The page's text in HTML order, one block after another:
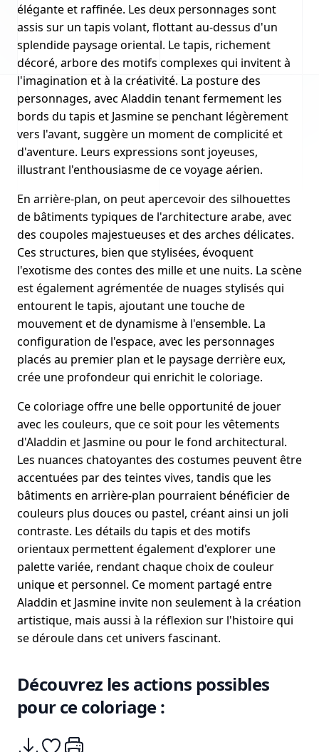
élégante et raffinée. Les deux personnages sont
assis sur un tapis volant, flottant au-dessus d'un
splendide paysage oriental. Le tapis, richement
décoré, arbore des motifs complexes qui invitent à
l'imagination et à la créativité. La posture des
personnages, avec Aladdin tenant fermement les
bords du tapis et Jasmine se penchant légèrement
vers l'avant, suggère un moment de complicité et
d'aventure. Leurs expressions sont joyeuses,
illustrant l'enthousiasme de ce voyage aérien.
En arrière-plan, on peut apercevoir des silhouettes
de bâtiments typiques de l'architecture arabe, avec
des coupoles majestueuses et des arches délicates.
Ces structures, bien que stylisées, évoquent
l'exotisme des contes des mille et une nuits. La scène
est également agrémentée de nuages stylisés qui
entourent le tapis, ajoutant une touche de
mouvement et de dynamisme à l'ensemble. La
configuration de l'espace, avec les personnages
placés au premier plan et le paysage derrière eux,
crée une profondeur qui enrichit le coloriage.
Ce coloriage offre une belle opportunité de jouer
avec les couleurs, que ce soit pour les vêtements
d'Aladdin et Jasmine ou pour le fond architectural.
Les nuances chatoyantes des costumes peuvent être
accentuées par des teintes vives, tandis que les
bâtiments en arrière-plan pourraient bénéficier de
couleurs plus douces ou pastel, créant ainsi un joli
contraste. Les détails du tapis et des motifs
orientaux permettent également d'explorer une
palette variée, rendant chaque choix de couleur
unique et personnel. Ce moment partagé entre
Aladdin et Jasmine invite non seulement à la création
artistique, mais aussi à la réflexion sur l'histoire qui
se déroule dans cet univers fascinant.
Découvrez les actions possibles
pour ce coloriage :
Télécharger
Ajouter à mes coups de coeurs
Imprimer